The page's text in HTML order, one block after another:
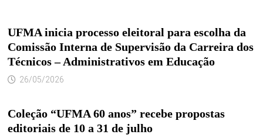
UFMA inicia processo eleitoral para escolha da
Comissão Interna de Supervisão da Carreira dos
Técnicos – Administrativos em Educação
26/05/2026
Coleção “UFMA 60 anos” recebe propostas
editoriais de 10 a 31 de julho